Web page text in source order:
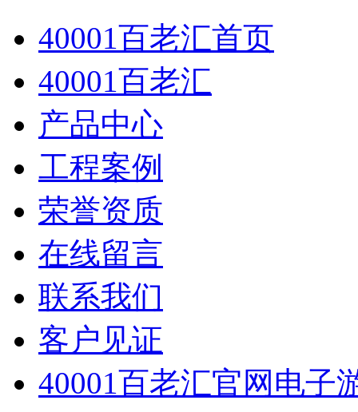
40001百老汇首页
40001百老汇
产品中心
工程案例
荣誉资质
在线留言
联系我们
客户见证
40001百老汇官网电子